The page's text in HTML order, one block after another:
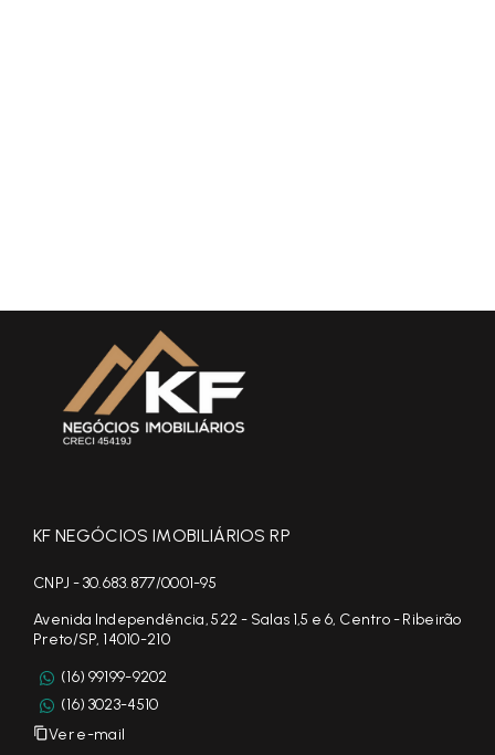
KF NEGÓCIOS IMOBILIÁRIOS RP
CNPJ - 30.683.877/0001-95
Avenida Independência, 522 - Salas 1,5 e 6, Centro - Ribeirão
Preto/SP, 14010-210
(16) 99199-9202
(16) 3023-4510
Ver e-mail